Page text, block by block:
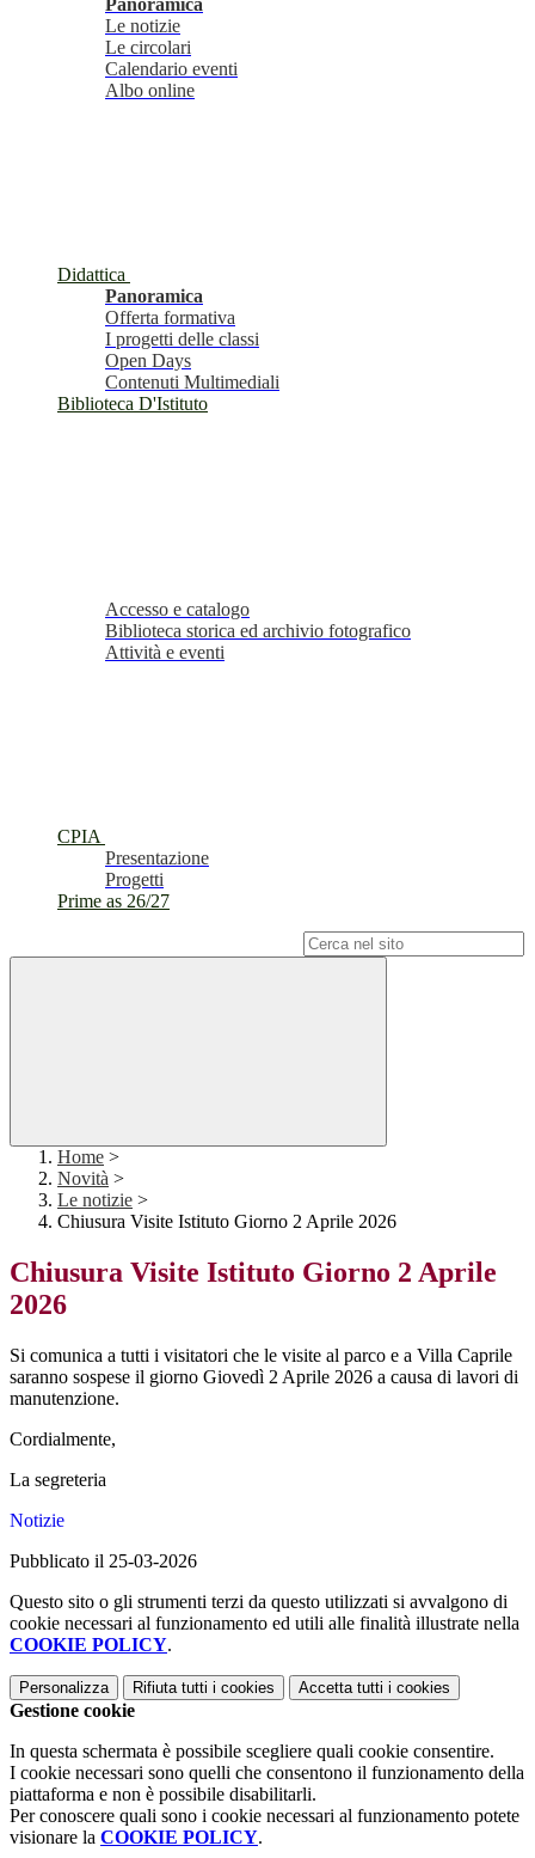
Panoramica
Le notizie
Le circolari
Calendario eventi
Albo online
Didattica
Panoramica
Offerta formativa
I progetti delle classi
Open Days
Contenuti Multimediali
Biblioteca D'Istituto
Accesso e catalogo
Biblioteca storica ed archivio fotografico
Attività e eventi
CPIA
Presentazione
Progetti
Prime as 26/27
Home >
Novità >
Le notizie >
Chiusura Visite Istituto Giorno 2 Aprile 2026
Chiusura Visite Istituto Giorno 2 Aprile
2026
Si comunica a tutti i visitatori che le visite al parco e a Villa Caprile
saranno sospese il giorno Giovedì 2 Aprile 2026 a causa di lavori di
manutenzione.
Cordialmente,
La segreteria
Notizie
Pubblicato il 25-03-2026
Questo sito o gli strumenti terzi da questo utilizzati si avvalgono di
cookie necessari al funzionamento ed utili alle finalità illustrate nella
COOKIE POLICY.
Personalizza Rifiuta tutti i cookies Accetta tutti i cookies
Gestione cookie
In questa schermata è possibile scegliere quali cookie consentire.
I cookie necessari sono quelli che consentono il funzionamento della
piattaforma e non è possibile disabilitarli.
Per conoscere quali sono i cookie necessari al funzionamento potete
visionare la COOKIE POLICY.